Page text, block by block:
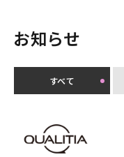
お知らせ
すべて
2026.07.30